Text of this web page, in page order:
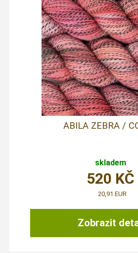
ABILA ZEBRA /
skladem
Zobrazit
520 KČ
20,91 EUR